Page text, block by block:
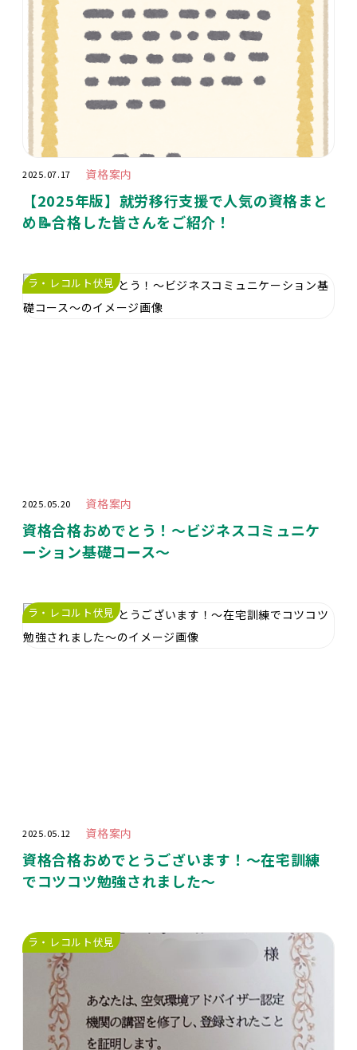
2025.07.17 資格案内
【2025年版】就労移行支援で人気の資格まと
め📝合格した皆さんをご紹介！
ラ・レコルト伏見
2025.05.20 資格案内
資格合格おめでとう！～ビジネスコミュニケ
ーション基礎コース～
ラ・レコルト伏見
2025.05.12 資格案内
資格合格おめでとうございます！～在宅訓練
でコツコツ勉強されました～
ラ・レコルト伏見